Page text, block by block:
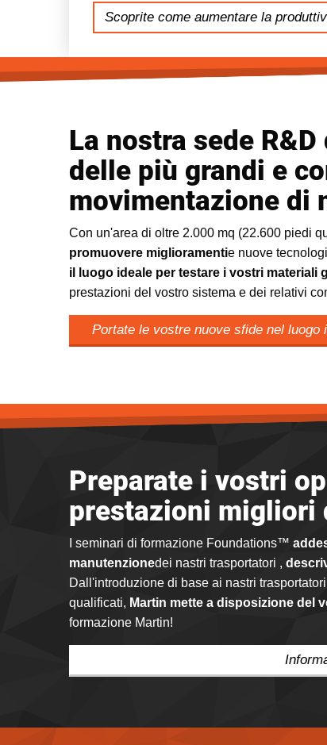
Scoprite come aumentare la
La nostra sede
delle più grandi e
movimentazione di
Con un'area di oltre 2.000 mq (22.600 piedi
promuovere miglioramentie nuove
il luogo ideale per testare i vostri materiali
prestazioni del vostro sistema e dei relativi
Portate le vostre nuove sfide nel
Preparate i vostri
prestazioni migliori
I seminari di formazione Foundations™
manutenzionedei nastri trasportatori ,
Dall'introduzione di base ai nastri
qualificati, Martin mette a disposizione del
formazione Martin!